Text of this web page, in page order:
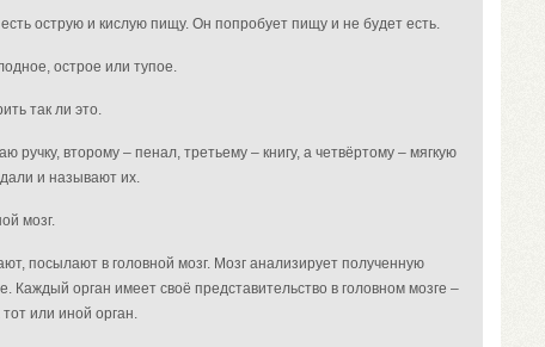
острую и кислую пищу. Он попробует пищу и не будет есть.
острое или тупое.
так ли это.
второму – пенал, третьему – книгу, а четвёртому – мягкую
и называют их.
мозг.
посылают в головной мозг. Мозг анализирует полученную
орган имеет своё представительство в головном мозге –
или иной орган.